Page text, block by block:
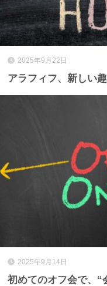
2025年9月22日
アラフィフ、新しい
2025年9月14日
初めてのオフ会で、“